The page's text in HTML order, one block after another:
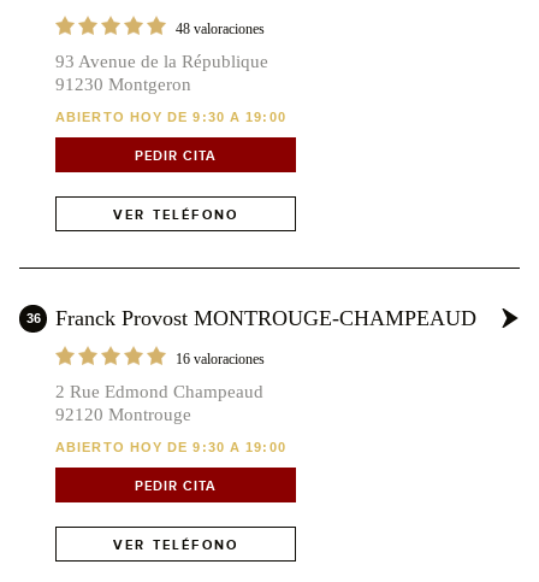
48 valoraciones
93 Avenue de la République
91230 Montgeron
ABIERTO HOY DE 9:30 A 19:00
PEDIR CITA
VER TELÉFONO
36 Franck Provost MONTROUGE-CHAMPEAUD
16 valoraciones
2 Rue Edmond Champeaud
92120 Montrouge
ABIERTO HOY DE 9:30 A 19:00
PEDIR CITA
VER TELÉFONO